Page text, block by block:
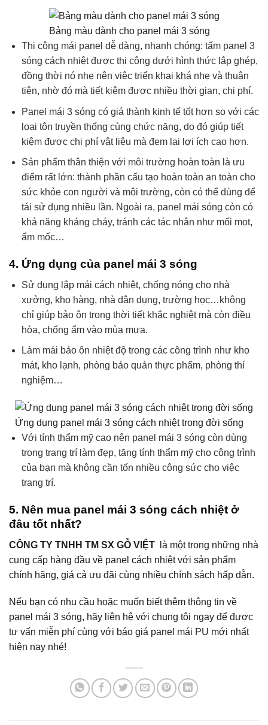
Bảng màu dành cho panel mái 3 sóng
Thi công mái panel dễ dàng, nhanh chóng: tấm panel 3
sóng cách nhiệt được thi công dưới hình thức lắp ghép,
đồng thời nó nhẹ nên việc triển khai khá nhẹ và thuận
tiện, nhờ đó mà tiết kiệm được nhiều thời gian, chi phí.
Panel mái 3 sóng có giá thành kinh tế tốt hơn so với các
loại tôn truyền thống cùng chức năng, do đó giúp tiết
kiệm được chi phí vật liệu mà đem lại lợi ích cao hơn.
Sản phẩm thân thiện với môi trường hoàn toàn là ưu
điểm rất lớn: thành phần cấu tạo hoàn toàn an toàn cho
sức khỏe con người và môi trường, còn có thể dùng để
tái sử dụng nhiều lần. Ngoài ra, panel mái sóng còn có
khả năng kháng cháy, tránh các tác nhân như mối mọt,
ẩm mốc…
4. Ứng dụng của panel mái 3 sóng
Sử dụng lắp mái cách nhiệt, chống nóng cho nhà
xưởng, kho hàng, nhà dân dụng, trường học…không
chỉ giúp bảo ôn trong thời tiết khắc nghiệt mà còn điều
hòa, chống ẩm vào mùa mưa.
Làm mái bảo ôn nhiệt độ trong các công trình như kho
mát, kho lạnh, phòng bảo quản thực phẩm, phòng thí
nghiệm…
Ứng dụng panel mái 3 sóng cách nhiệt trong đời sống
Với tính thẩm mỹ cao nên panel mái 3 sóng còn dùng
trong trang trí làm đẹp, tăng tính thẩm mỹ cho công trình
của bạn mà không cần tốn nhiều công sức cho việc
trang trí.
5. Nên mua panel mái 3 sóng cách nhiệt ở
đâu tốt nhất?
CÔNG TY TNHH TM SX GỖ VIỆT là một trong những nhà
cung cấp hàng đầu về panel cách nhiệt với sản phẩm
chính hãng, giá cả ưu đãi cùng nhiều chính sách hấp dẫn.
Nếu bạn có nhu cầu hoặc muốn biết thêm thông tin về
panel mái 3 sóng, hãy liên hệ với chung tôi ngay để được
tư vấn miễn phí cùng với báo giá panel mái PU mới nhất
hiện nay nhé!